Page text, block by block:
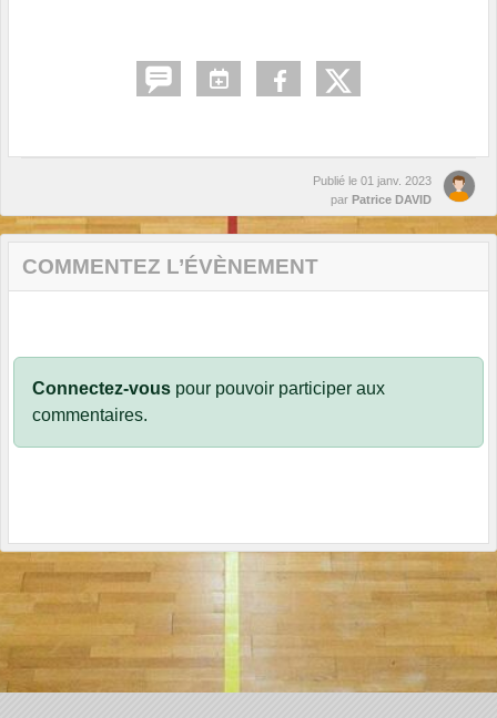
Publié le 01 janv. 2023
par Patrice DAVID
COMMENTEZ L’ÉVÈNEMENT
Connectez-vous pour pouvoir participer aux
commentaires.